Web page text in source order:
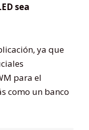
sea
ya que
para el
como un banco